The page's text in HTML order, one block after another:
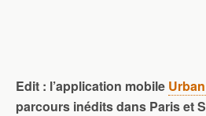
Edit : l’application mobile
parcours inédits dans Paris et